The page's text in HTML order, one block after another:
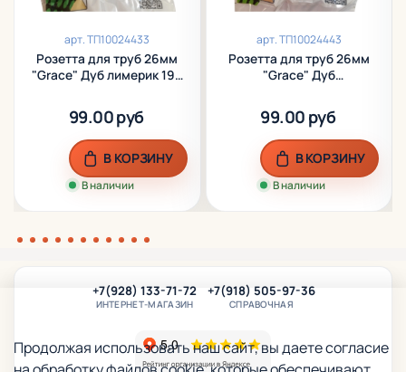
арт.ТП10024433
Розетта для труб 26мм
"Grace" Дуб лимерик 194
99.00 руб
В наличии
В КОРЗИНУ
арт.ТП10024443
Розетта для труб 26мм
"Grace" Дуб
99.00 руб
В наличии
В КОРЗИНУ
+7(928) 133-71-72
ИНТЕРНЕТ-МАГАЗИН
+7(918) 505-97-36
СПРАВОЧНАЯ
Продолжая использовать наш сайт, вы даете согласие